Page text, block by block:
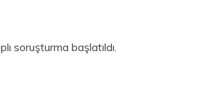
soruşturma başlatıldı.